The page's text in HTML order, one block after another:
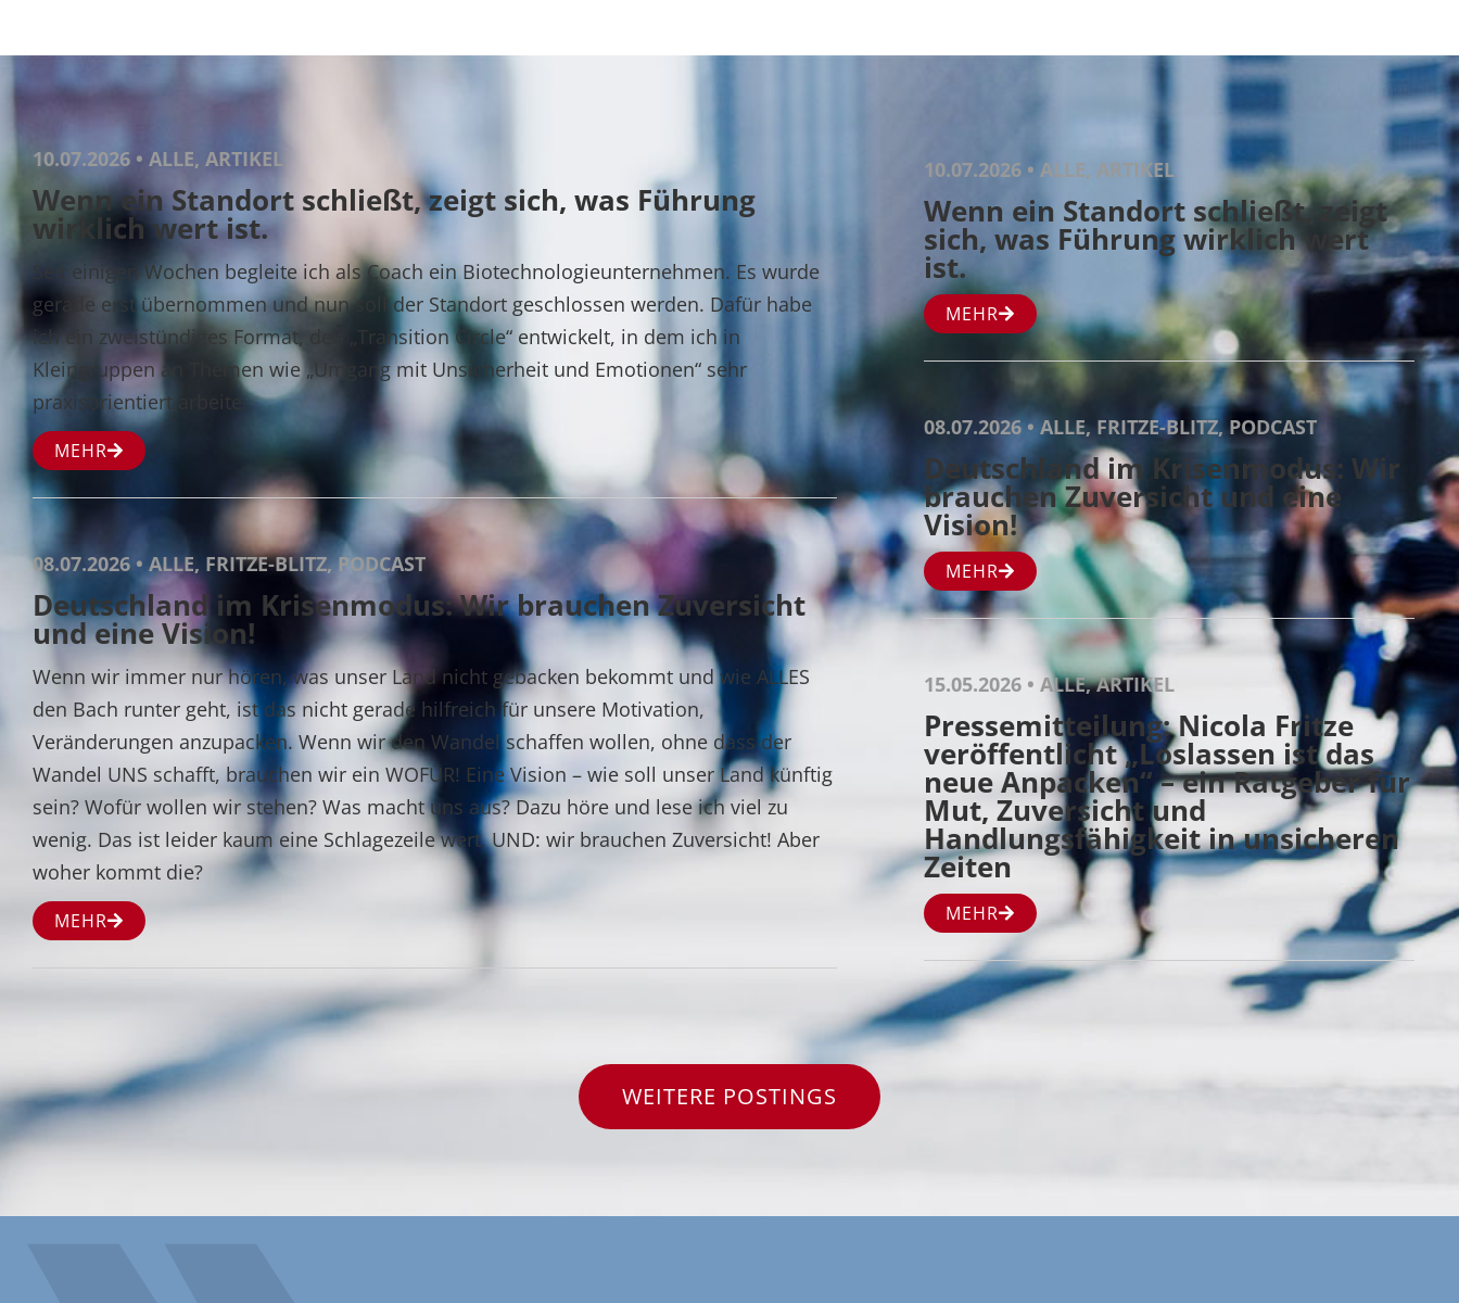
10.07.2026 • ALLE, ARTIKEL
Wenn ein Standort schließt, zeigt sich, was Führung
wirklich wert ist.
Seit einigen Wochen begleite ich als Coach ein Biotechnologieunternehmen. Es wurde
gerade erst übernommen und nun soll der Standort geschlossen werden. Dafür habe
ich ein zweistündiges Format, den „Transition Circle“ entwickelt, in dem ich in
Kleingruppen an Themen wie „Umgang mit Unsicherheit und Emotionen“ sehr
praxisorientiert arbeite.
MEHR
08.07.2026 • ALLE, FRITZE-BLITZ, PODCAST
Deutschland im Krisenmodus: Wir brauchen Zuversicht
und eine Vision!
Wenn wir immer nur hören, was unser Land nicht gebacken bekommt und wie ALLES
den Bach runter geht, ist das nicht gerade hilfreich für unsere Motivation,
Veränderungen anzupacken. Wenn wir den Wandel schaffen wollen, ohne dass der
Wandel UNS schafft, brauchen wir ein WOFÜR! Eine Vision – wie soll unser Land künftig
sein? Wofür wollen wir stehen? Was macht uns aus? Dazu höre und lese ich viel zu
wenig. Das ist leider kaum eine Schlagezeile wert. UND: wir brauchen Zuversicht! Aber
woher kommt die?
MEHR
10.07.2026 • ALLE, ARTIKEL
Wenn ein Standort schließt, zeigt
sich, was Führung wirklich wert
ist.
MEHR
08.07.2026 • ALLE, FRITZE-BLITZ, PODCAST
Deutschland im Krisenmodus: Wir
brauchen Zuversicht und eine
Vision!
MEHR
15.05.2026 • ALLE, ARTIKEL
Pressemitteilung: Nicola Fritze
veröffentlicht „Loslassen ist das
neue Anpacken“ – ein Ratgeber für
Mut, Zuversicht und
Handlungsfähigkeit in unsicheren
Zeiten
MEHR
WEITERE POSTINGS